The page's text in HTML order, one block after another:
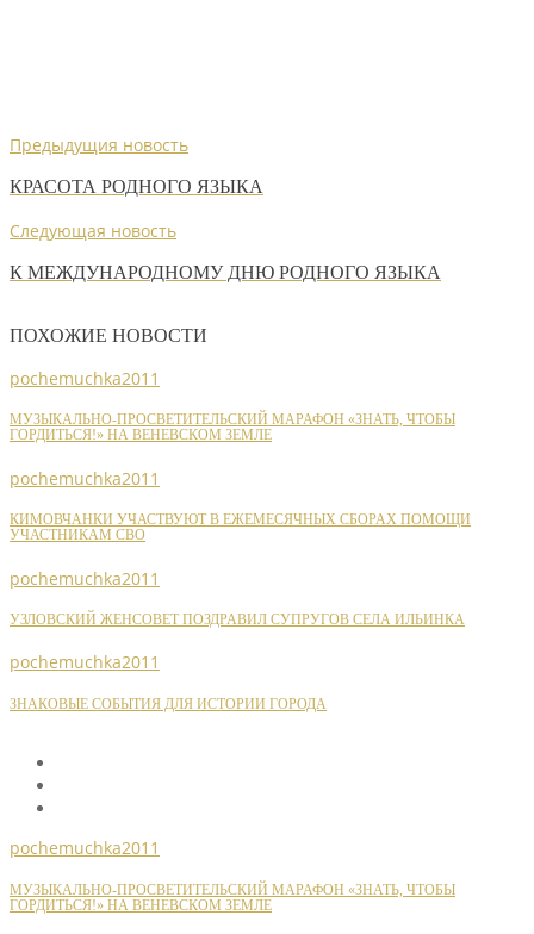
Предыдущия новость
КРАСОТА РОДНОГО ЯЗЫКА
Следующая новость
К МЕЖДУНАРОДНОМУ ДНЮ РОДНОГО ЯЗЫКА
ПОХОЖИЕ НОВОСТИ
pochemuchka2011
МУЗЫКАЛЬНО-ПРОСВЕТИТЕЛЬСКИЙ МАРАФОН «ЗНАТЬ, ЧТОБЫ
ГОРДИТЬСЯ!» НА ВЕНЕВСКОМ ЗЕМЛЕ
pochemuchka2011
КИМОВЧАНКИ УЧАСТВУЮТ В ЕЖЕМЕСЯЧНЫХ СБОРАХ ПОМОЩИ
УЧАСТНИКАМ СВО
pochemuchka2011
УЗЛОВСКИЙ ЖЕНСОВЕТ ПОЗДРАВИЛ СУПРУГОВ СЕЛА ИЛЬИНКА
pochemuchka2011
ЗНАКОВЫЕ СОБЫТИЯ ДЛЯ ИСТОРИИ ГОРОДА
pochemuchka2011
МУЗЫКАЛЬНО-ПРОСВЕТИТЕЛЬСКИЙ МАРАФОН «ЗНАТЬ, ЧТОБЫ
ГОРДИТЬСЯ!» НА ВЕНЕВСКОМ ЗЕМЛЕ